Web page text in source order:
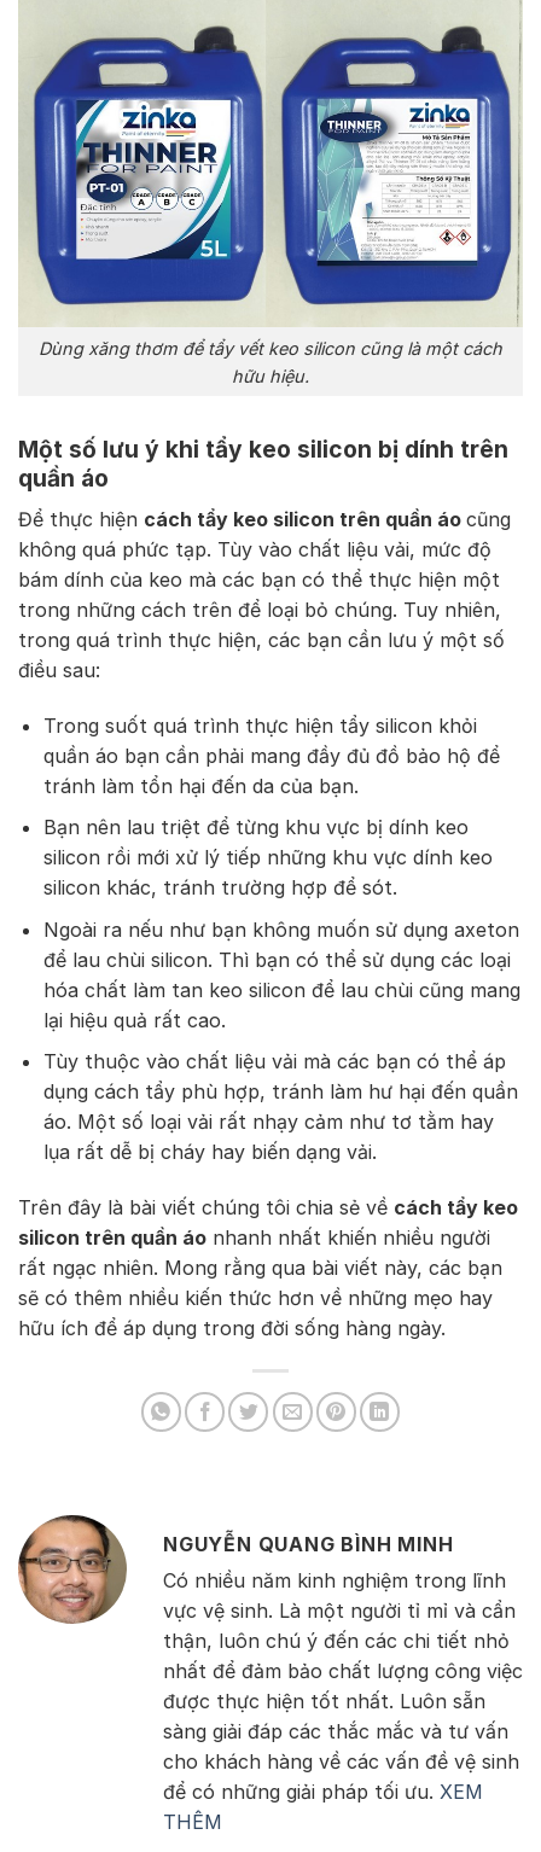
Dùng xăng thơm để tẩy vết keo silicon cũng là một cách
hữu hiệu.
Một số lưu ý khi tẩy keo silicon bị dính trên
quần áo
Để thực hiện cách tẩy keo silicon trên quần áo cũng
không quá phức tạp. Tùy vào chất liệu vải, mức độ
bám dính của keo mà các bạn có thể thực hiện một
trong những cách trên để loại bỏ chúng. Tuy nhiên,
trong quá trình thực hiện, các bạn cần lưu ý một số
điều sau:
Trong suốt quá trình thực hiện tẩy silicon khỏi
quần áo bạn cần phải mang đầy đủ đồ bảo hộ để
tránh làm tổn hại đến da của bạn.
Bạn nên lau triệt để từng khu vực bị dính keo
silicon rồi mới xử lý tiếp những khu vực dính keo
silicon khác, tránh trường hợp để sót.
Ngoài ra nếu như bạn không muốn sử dụng axeton
để lau chùi silicon. Thì bạn có thể sử dụng các loại
hóa chất làm tan keo silicon để lau chùi cũng mang
lại hiệu quả rất cao.
Tùy thuộc vào chất liệu vải mà các bạn có thể áp
dụng cách tẩy phù hợp, tránh làm hư hại đến quần
áo. Một số loại vải rất nhạy cảm như tơ tằm hay
lụa rất dễ bị cháy hay biến dạng vải.
Trên đây là bài viết chúng tôi chia sẻ về cách tẩy keo
silicon trên quần áo nhanh nhất khiến nhiều người
rất ngạc nhiên. Mong rằng qua bài viết này, các bạn
sẽ có thêm nhiều kiến thức hơn về những mẹo hay
hữu ích để áp dụng trong đời sống hàng ngày.
NGUYỄN QUANG BÌNH MINH
Có nhiều năm kinh nghiệm trong lĩnh
vực vệ sinh. Là một người tỉ mỉ và cẩn
thận, luôn chú ý đến các chi tiết nhỏ
nhất để đảm bảo chất lượng công việc
được thực hiện tốt nhất. Luôn sẵn
sàng giải đáp các thắc mắc và tư vấn
cho khách hàng về các vấn đề vệ sinh
để có những giải pháp tối ưu. XEM
THÊM